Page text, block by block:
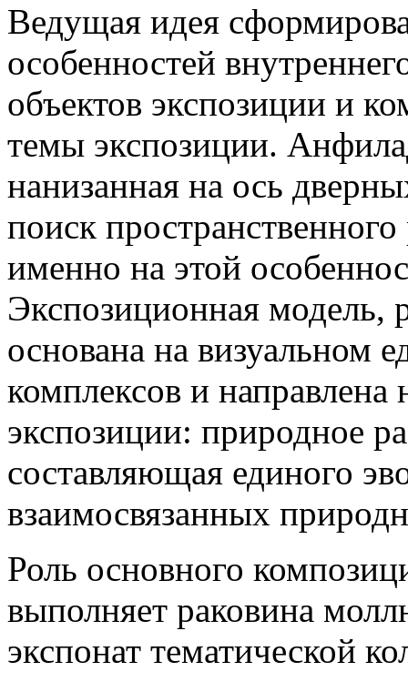
Ведущая идея
особенностей
объектов экспозиции и
темы экспозиции.
нанизанная на ось
поиск
именно на этой
Экспозиционная модель,
основана на визуальном
комплексов и
экспозиции: природное
составляющая единого
взаимосвязанных
Роль основного
выполняет раковина
экспонат тематической